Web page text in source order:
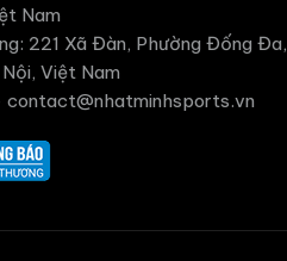
Nam
221 Xã Đàn, Phường Đống Đa,
Việt Nam
contact@nhatminhsports.vn